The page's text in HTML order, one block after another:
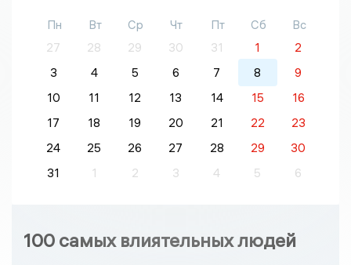
Пн Вт Ср Чт Пт Сб
Вс
27
28 29 30 31 1
2
3
4 5 6 7 8
9
10
11 12 13 14 15
16
17
18 19 20 21 22
23
24
25 26 27 28 29
30
31
1 2 3 4 5 6
100 самых влиятельных людей